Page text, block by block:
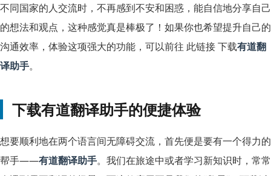
不同国家的人交流时，不再感到不安和困惑，能自信地分享自己
的想法和观点，这种感觉真是棒极了！如果你也希望提升自己的
沟通效率，体验这项强大的功能，可以前往 此链接 下载有道翻
译助手。
下载有道翻译助手的便捷体验
想要顺利地在两个语言间无障碍交流，首先便是要有一个得力的
帮手——有道翻译助手。我们在旅途中或者学习新知识时，常常